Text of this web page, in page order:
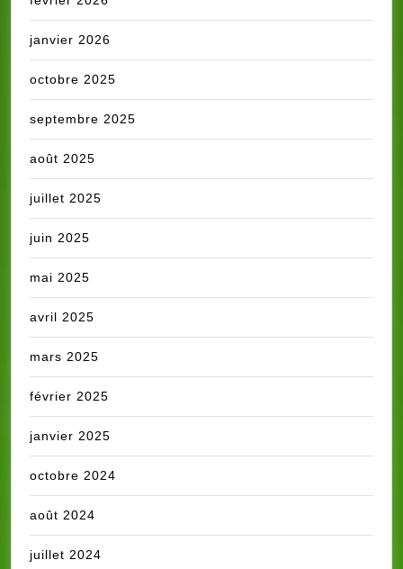
janvier 2026
octobre 2025
septembre 2025
août 2025
juillet 2025
juin 2025
mai 2025
avril 2025
mars 2025
février 2025
janvier 2025
octobre 2024
août 2024
juillet 2024